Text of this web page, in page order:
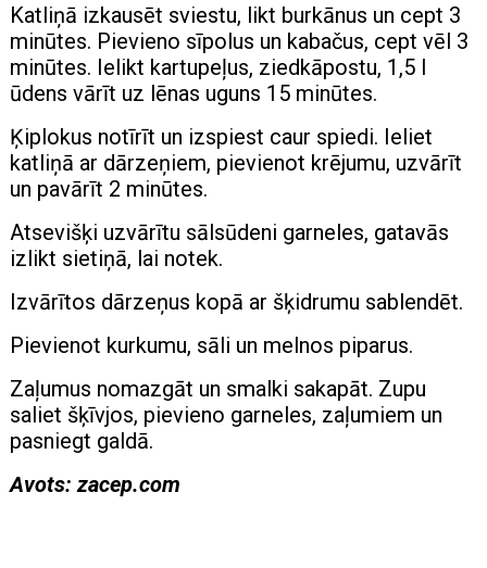
Katliņā izkausēt sviestu, likt burkānus un cept 3
minūtes. Pievieno sīpolus un kabačus, cept vēl 3
minūtes. Ielikt kartupeļus, ziedkāpostu, 1,5 l
ūdens vārīt uz lēnas uguns 15 minūtes.
Ķiplokus notīrīt un izspiest caur spiedi. Ieliet
katliņā ar dārzeņiem, pievienot krējumu, uzvārīt
un pavārīt 2 minūtes.
Atsevišķi uzvārītu sālsūdeni garneles, gatavās
izlikt sietiņā, lai notek.
Izvārītos dārzeņus kopā ar šķidrumu sablendēt.
Pievienot kurkumu, sāli un melnos piparus.
Zaļumus nomazgāt un smalki sakapāt. Zupu
saliet šķīvjos, pievieno garneles, zaļumiem un
pasniegt galdā.
Avots: zacep.com